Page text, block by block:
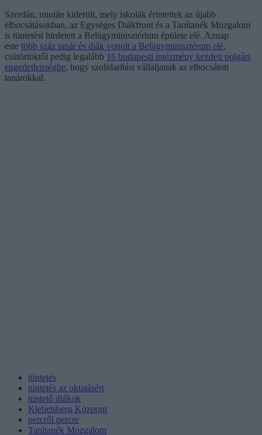
Szerdán, miután kiderült, mely iskolák érintettek az újabb
elbocsátásokban, az Egységes Diákfront és a Tanítanék Mozgalom
is tüntetést hirdetett a Belügyminisztérium épülete elé. Aznap
este több száz tanár és diák vonult a Belügyminisztérum elé,
csütörtöktől pedig legalább 16 budapesti intézmény kezdett polgári
engedetlenségbe, hogy szolidaritást vállaljanak az elbocsátott
tanárokkal.
tüntetés
tüntetés az oktatásért
tüntető diákok
Klebelsberg Központ
percről percre
Tanítanék Mozgalom